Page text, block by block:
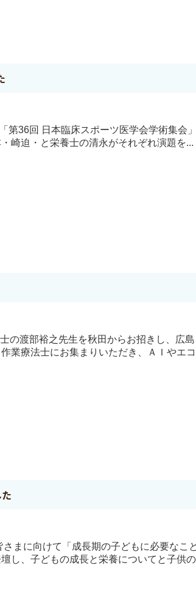
第36回 日本臨床スポーツ医学会学術集会
崎迫・と栄養士の清永がそれぞれ演題を...
の渡部裕之先生を秋田からお招きし、広島
業療法士にお集まりいただき、ＡＩやエ
まに向けて「成長期の子どもに必要なこ
し、子どもの成長と栄養についてと子供